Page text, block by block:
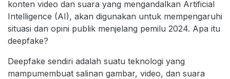
konten video dan suara yang mengandalkan Artificial
Intelligence (AI), akan digunakan untuk mempengaruhi
situasi dan opini publik menjelang pemilu 2024. Apa itu
deepfake?
Deepfake sendiri adalah suatu teknologi yang
mampumembuat salinan gambar, video, dan suara